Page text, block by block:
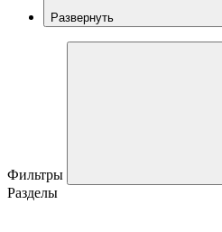
Развернуть
Фильтры
Разделы